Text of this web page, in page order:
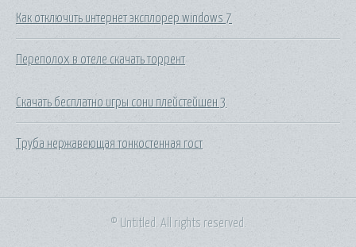
Как отключить интернет эксплорер windows 7
Переполох в отеле скачать торрент
Скачать бесплатно игры сони плейстейшен 3
Труба нержавеющая тонкостенная гост
© Untitled. All rights reserved.